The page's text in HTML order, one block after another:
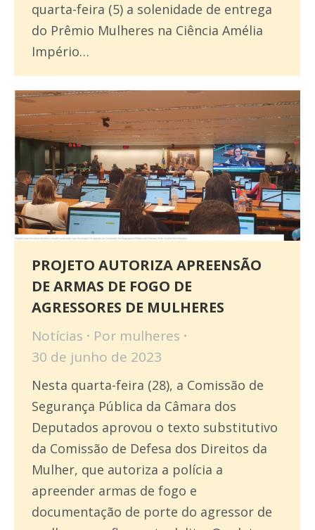
quarta-feira (5) a solenidade de entrega
do Prêmio Mulheres na Ciência Amélia
Império…
PROJETO AUTORIZA APREENSÃO
DE ARMAS DE FOGO DE
AGRESSORES DE MULHERES
Notícias Por mulheres
30 de junho de 2023
Nesta quarta-feira (28), a Comissão de
Segurança Pública da Câmara dos
Deputados aprovou o texto substitutivo
da Comissão de Defesa dos Direitos da
Mulher, que autoriza a polícia a
apreender armas de fogo e
documentação de porte do agressor de